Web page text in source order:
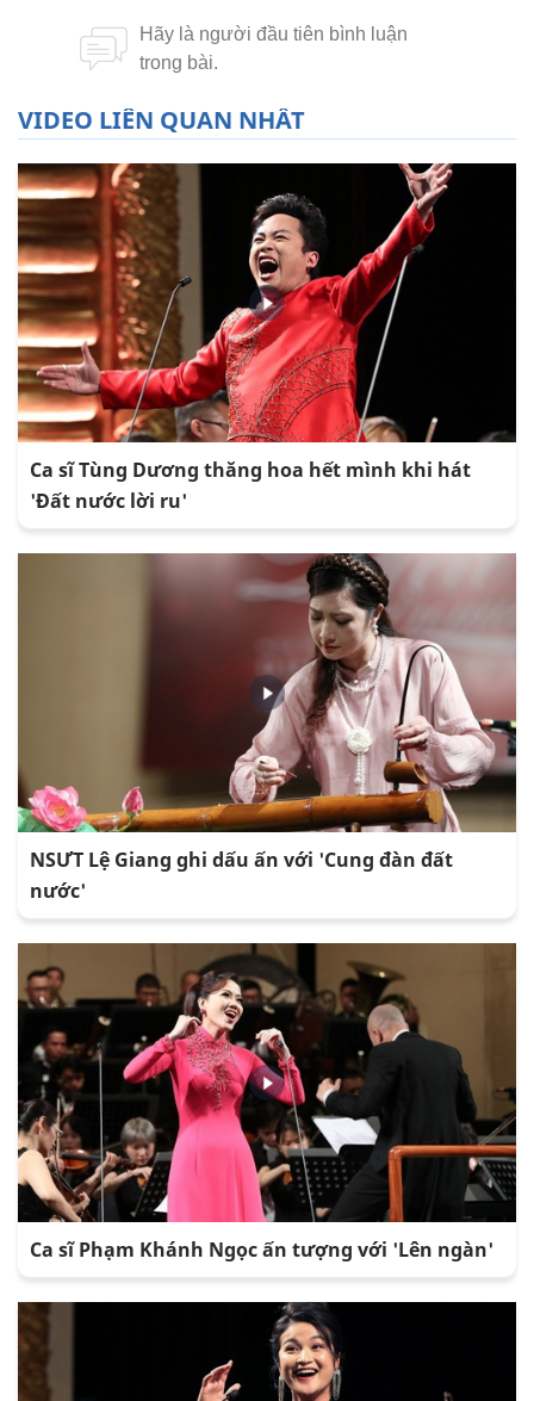
VIDEO LIÊN QUAN NHẤT
Ca sĩ Tùng Dương thăng hoa hết mình khi hát
'Đất nước lời ru'
NSƯT Lệ Giang ghi dấu ấn với 'Cung đàn đất
nước'
Ca sĩ Phạm Khánh Ngọc ấn tượng với 'Lên ngàn'